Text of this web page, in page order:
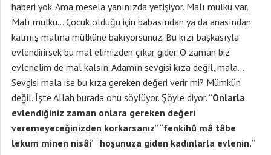
haberi yok. Ama mesela yanınızda yetişiyor. Malı mülkü var.
Malı mülkü… Çocuk olduğu için babasından ya da anasından
kalmış malına mülküne bakıyorsunuz. Bu kızı başkasıyla
evlendirirsek bu mal elimizden çıkar gider. O zaman biz
evlenelim de mal kalsın. Adamın sevgisi kıza değil, mala…
Sevgisi mala ise bu kıza gereken değeri verir mi? Mümkün
değil. İşte Allah burada onu söylüyor. Şöyle diyor. “Onlarla
evlendiğiniz zaman onlara gereken değeri
veremeyeceğinizden korkarsanız” “fenkihû mâ tâbe
lekum minen nisâi” “hoşunuza giden kadınlarla evlenin.”